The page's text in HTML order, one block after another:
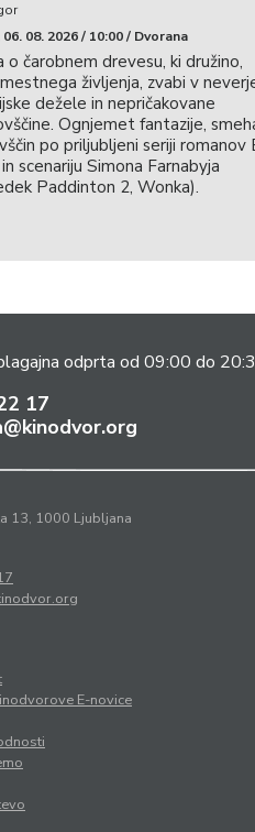
08. 2026 / 10:00 / Dvorana
o čarobnem drevesu, ki družino,
življenja, zvabi v
dežele in nepričakovane
Ognjemet fantazije,
po priljubljeni seriji romanov
scenariju Simona Farnabyja
Paddinton 2, Wonka).
odprta od 09:00 do
17
13, 1000 Ljubljana
E-novice